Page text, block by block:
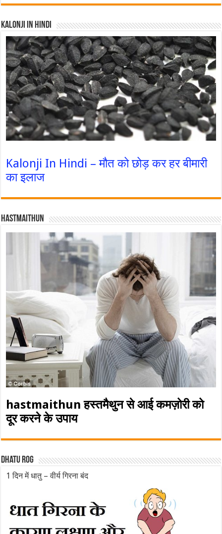
Kalonji In Hindi
Kalonji In Hindi – मौत को छोड़ कर हर बीमारी
का इलाज
Hastmaithun
hastmaithun हस्तमैथुन से आई कमज़ोरी को
दूर करने के उपाय
Dhatu rog
1 दिन में धातु – वीर्य गिरना बंद